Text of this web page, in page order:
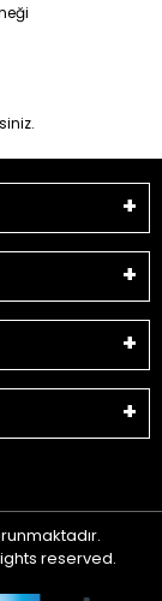
reserved.